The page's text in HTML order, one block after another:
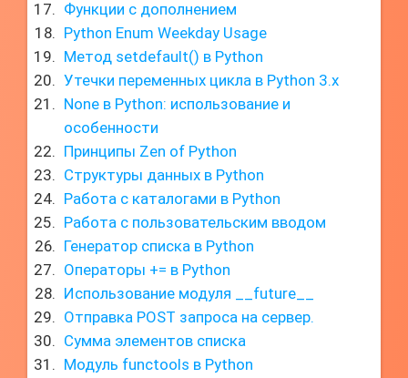
Функции с дополнением
Python Enum Weekday Usage
Метод setdefault() в Python
Утечки переменных цикла в Python 3.x
None в Python: использование и
особенности
Принципы Zen of Python
Структуры данных в Python
Работа с каталогами в Python
Работа с пользовательским вводом
Генератор списка в Python
Операторы += в Python
Использование модуля __future__
Отправка POST запроса на сервер.
Сумма элементов списка
Модуль functools в Python